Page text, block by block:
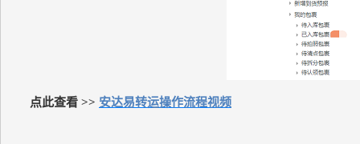
点此查看 >> 安达易转运操作流程视频